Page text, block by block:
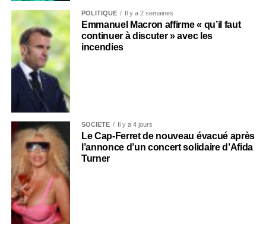
POLITIQUE Il y a 2 semaines
Emmanuel Macron affirme « qu’il faut
continuer à discuter » avec les
incendies
SOCIÉTÉ Il y a 4 jours
Le Cap-Ferret de nouveau évacué après
l’annonce d’un concert solidaire d’Afida
Turner